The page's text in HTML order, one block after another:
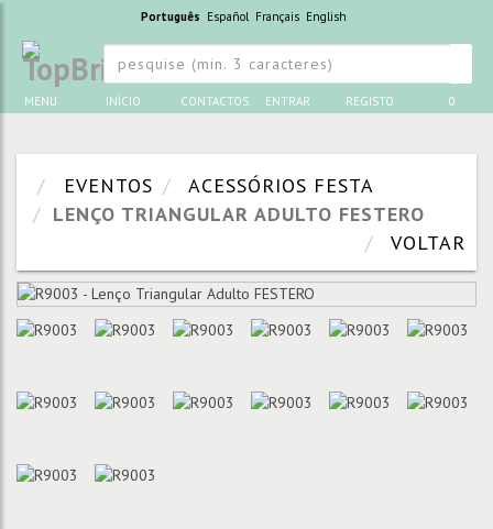
Português Español Français English
MENU INÍCIO CONTACTOS ENTRAR REGISTO 0
EVENTOS
ACESSÓRIOS FESTA
LENÇO TRIANGULAR ADULTO FESTERO
VOLTAR